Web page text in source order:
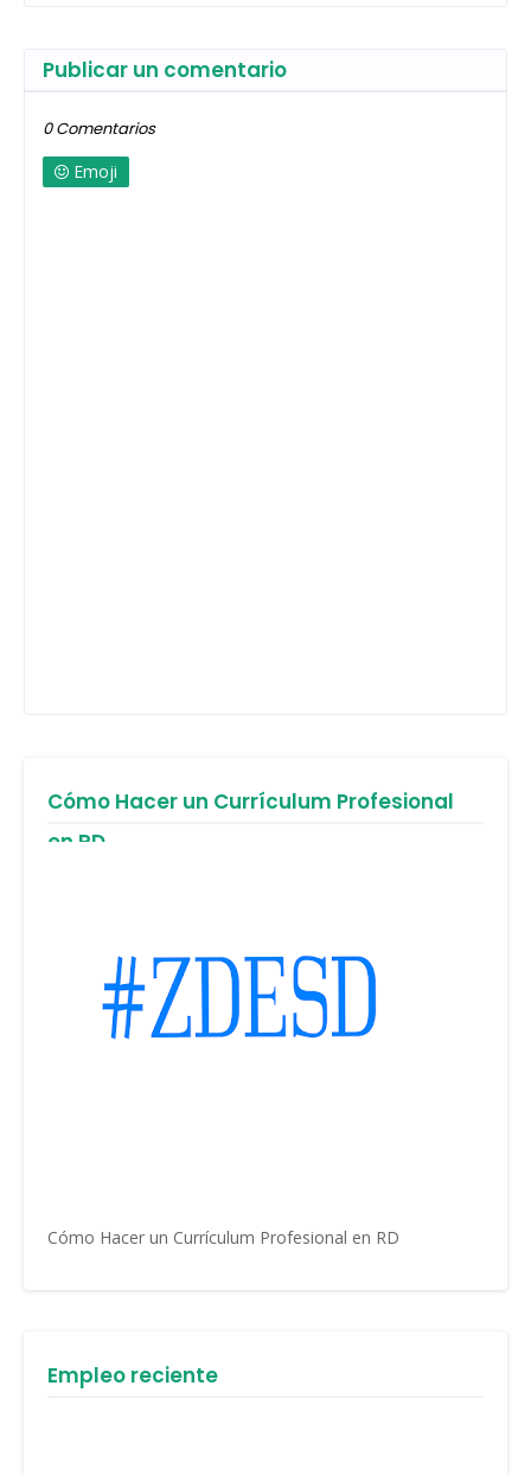
Publicar un comentario
0 Comentarios
Emoji
Cómo Hacer un Currículum Profesional
en RD
Cómo Hacer un Currículum Profesional en RD
Empleo reciente